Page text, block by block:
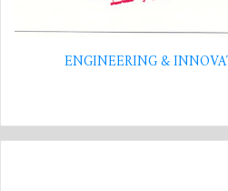
ENGINEERING &